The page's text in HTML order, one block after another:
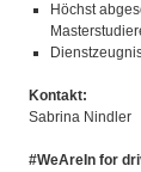
Höchst
Kontakt:
Sabrina Nindler
#WeAreIn for